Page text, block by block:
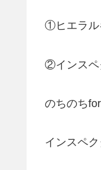
①ヒエラル
②インスペ
のちのち
インスペ